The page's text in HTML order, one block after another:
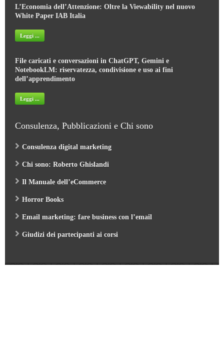
L’Economia dell’Attenzione: Oltre la Viewability nel nuovo
White Paper IAB Italia
Leggi ...
File caricati e conversazioni in ChatGPT, Gemini e
NotebookLM: riservatezza, condivisione e uso ai fini
dell’apprendimento
Leggi ...
Consulenza, Pubblicazioni e Chi sono
Consulenza digital marketing
Chi sono: Roberto Ghislandi
Il Manuale dell’eCommerce
Horror Books
Email marketing: fare business con l’email
Giudizi dei partecipanti ai corsi